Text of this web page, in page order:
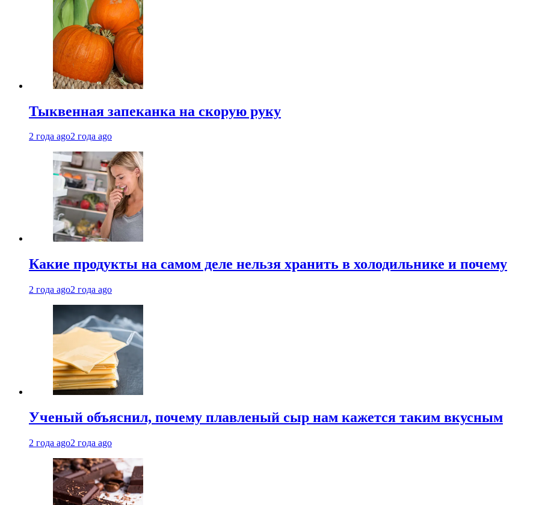
Тыквенная запеканка на скорую руку
2 года ago2 года ago
Какие продукты на самом деле нельзя хранить в холодильнике и почему
2 года ago2 года ago
Ученый объяснил, почему плавленый сыр нам кажется таким вкусным
2 года ago2 года ago